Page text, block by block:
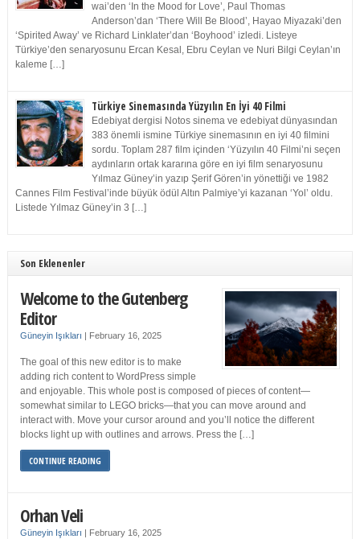
wai’den ‘In the Mood for Love’, Paul Thomas
Anderson’dan ‘There Will Be Blood’, Hayao Miyazaki’den
‘Spirited Away’ ve Richard Linklater’dan ‘Boyhood’ izledi. Listeye
Türkiye’den senaryosunu Ercan Kesal, Ebru Ceylan ve Nuri Bilgi Ceylan’ın
kaleme […]
Türkiye Sinemasında Yüzyılın En İyi 40 Filmi
Edebiyat dergisi Notos sinema ve edebiyat dünyasından
383 önemli ismine Türkiye sinemasının en iyi 40 filmini
sordu. Toplam 287 film içinden ‘Yüzyılın 40 Filmi’ni seçen
aydınların ortak kararına göre en iyi film senaryosunu
Yılmaz Güney’in yazıp Şerif Gören’in yönettiği ve 1982
Cannes Film Festival’inde büyük ödül Altın Palmiye’yi kazanan ‘Yol’ oldu.
Listede Yılmaz Güney’in 3 […]
Son Eklenenler
Welcome to the Gutenberg
Editor
Güneyin Işıkları | February 16, 2025
The goal of this new editor is to make
adding rich content to WordPress simple
and enjoyable. This whole post is composed of pieces of content—
somewhat similar to LEGO bricks—that you can move around and
interact with. Move your cursor around and you’ll notice the different
blocks light up with outlines and arrows. Press the […]
CONTINUE READING
Orhan Veli
Güneyin Işıkları | February 16, 2025